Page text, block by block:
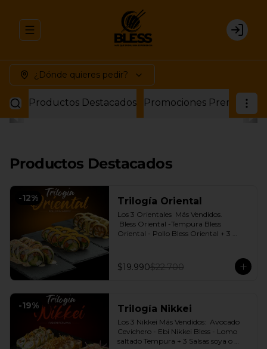
Abrir menu de navegación Login
¿Dónde quieres pedir?
Productos Destacados Promociones Premium
Productos Destacados
-12% Trilogía Oriental
Los 3 Orientales  Más Vendidos.
Bless Oriental -Tempura Bless
Oriental - Pollo Bless Oriental + 3
$19.990$22.700
-19% Trilogía Nikkei
Los 3 Nikkei Más Vendidos:  Avocado
Cevichero - Ebi Nikkei Bless - Lomo
saltado Tempura + 3 Salsas soya o